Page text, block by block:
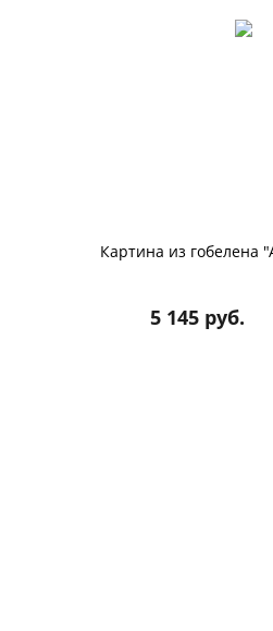
Картина из гобелена
5 145 руб.